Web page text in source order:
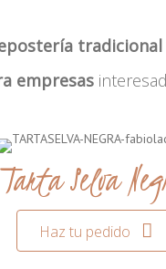
empresas
Tarta Selva
Haz tu pedido